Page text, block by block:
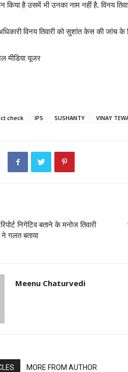
किया है उसमें भी उनका नाम नहीं है. विनय
विनय तिवारी को सुशांत केस की जांच
मीडिया यूजर
check IPS SUSHANTY VINAY
निगेटिव बताने के मनोज तिवारी
गलत बताया
Meenu Chaturvedi
MORE FROM AUTHOR